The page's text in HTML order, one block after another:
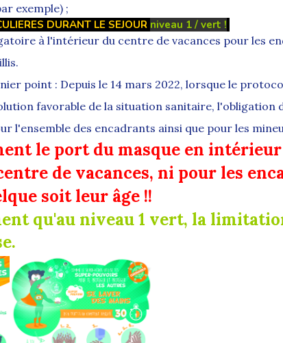
exemple) ;
DURANT LE SEJOUR niveau 1 / vert !
à l'intérieur du centre de vacances pour les
point : Depuis le 14 mars 2022, lorsque le
favorable de la situation sanitaire, l'obligation
l'ensemble des encadrants ainsi que pour les
le port du masque en intérieur
de vacances, ni pour les
soit leur âge !!
qu'au niveau 1 vert, la